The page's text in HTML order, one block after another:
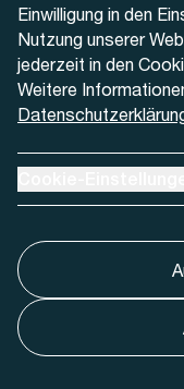
Einwilligung in den
Nutzung unserer
jederzeit in den
Weitere
Aktuell
Medien
Impressum Datenschutz